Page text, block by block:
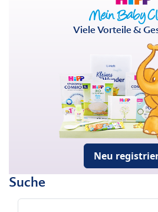
Viele Vorteile &
Neu
Suche